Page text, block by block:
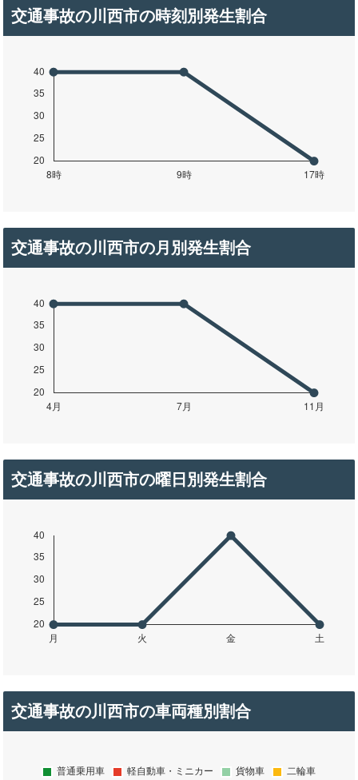
交通事故の川西市の時刻別発生割合
交通事故の川西市の月別発生割合
交通事故の川西市の曜日別発生割合
交通事故の川西市の車両種別割合